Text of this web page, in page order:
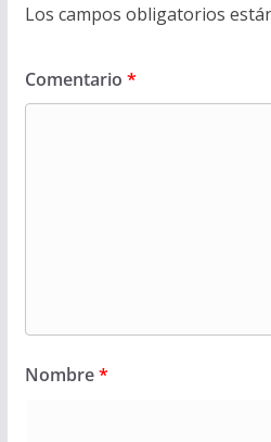
Los campos obligatorios
Comentario *
Nombre*